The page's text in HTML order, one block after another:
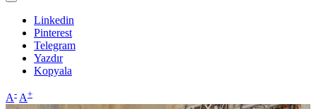
Linkedin
Pinterest
Telegram
Yazdır
Kopyala
A- A+